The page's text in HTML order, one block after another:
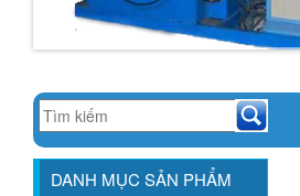
DANH MỤC SẢN PHẨM